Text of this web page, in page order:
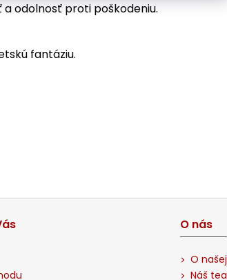
a odolnosť proti poškodeniu.
fantáziu.
O nás
O
Náš